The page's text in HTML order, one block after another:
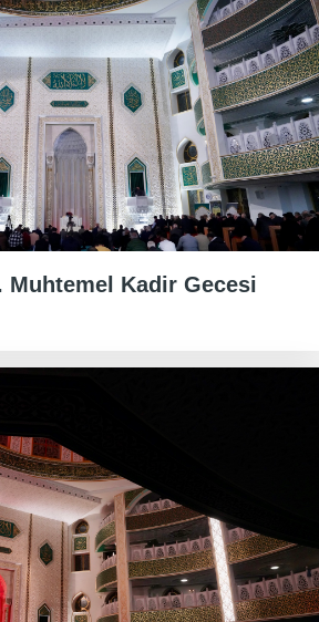
Muhtemel Kadir Gecesi